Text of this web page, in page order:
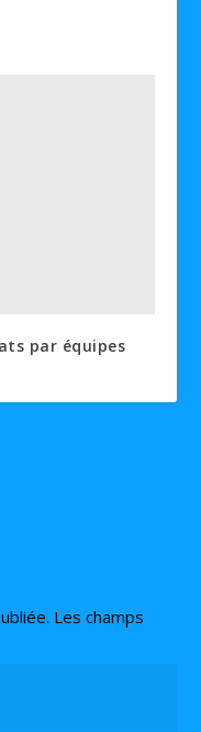
par équipes
Les champs